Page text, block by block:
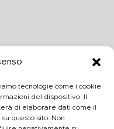
tecnologie come i cookie
del dispositivo. Il
di elaborare dati come il
questo sito. Non